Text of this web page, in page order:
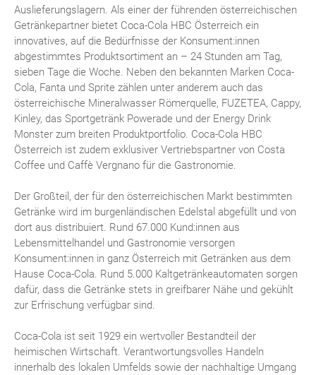
Auslieferungslagern. Als einer der führenden österreichischen
Getränkepartner bietet Coca-Cola HBC Österreich ein
innovatives, auf die Bedürfnisse der Konsument:innen
abgestimmtes Produktsortiment an – 24 Stunden am Tag,
sieben Tage die Woche. Neben den bekannten Marken Coca-
Cola, Fanta und Sprite zählen unter anderem auch das
österreichische Mineralwasser Römerquelle, FUZETEA, Cappy,
Kinley, das Sportgetränk Powerade und der Energy Drink
Monster zum breiten Produktportfolio. Coca-Cola HBC
Österreich ist zudem exklusiver Vertriebspartner von Costa
Coffee und Caffè Vergnano für die Gastronomie.
Der Großteil, der für den österreichischen Markt bestimmten
Getränke wird im burgenländischen Edelstal abgefüllt und von
dort aus distribuiert. Rund 67.000 Kund:innen aus
Lebensmittelhandel und Gastronomie versorgen
Konsument:innen in ganz Österreich mit Getränken aus dem
Hause Coca-Cola. Rund 5.000 Kaltgetränkeautomaten sorgen
dafür, dass die Getränke stets in greifbarer Nähe und gekühlt
zur Erfrischung verfügbar sind.
Coca-Cola ist seit 1929 ein wertvoller Bestandteil der
heimischen Wirtschaft. Verantwortungsvolles Handeln
innerhalb des lokalen Umfelds sowie der nachhaltige Umgang